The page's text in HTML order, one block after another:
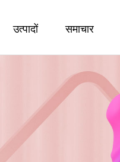
उत्पादों समाचार